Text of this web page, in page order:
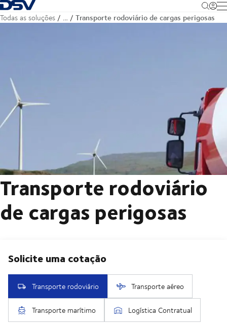
Voltar à página inicial
Todas as soluções … Transporte rodoviário de cargas perigosas
Transporte rodoviário
de cargas perigosas